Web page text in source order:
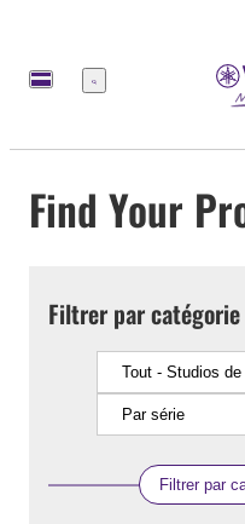
Menu
Find Your
Filtrer par catégorie
Filtrer par